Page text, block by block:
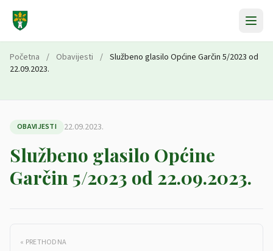
Početna / Obavijesti / Službeno glasilo Općine Garčin 5/2023 od
22.09.2023.
OBAVIJESTI 22.09.2023.
Službeno glasilo Općine
Garčin 5/2023 od 22.09.2023.
« PRETHODNA